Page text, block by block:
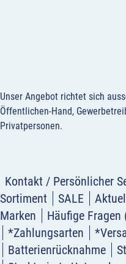
Unser Angebot richtet sich
Öffentlichen-Hand,
Privatpersonen.
Kontakt / Persönlicher
Sortiment
SALE
Marken
Häufige Fragen
*Zahlungsarten
Batterienrücknahme